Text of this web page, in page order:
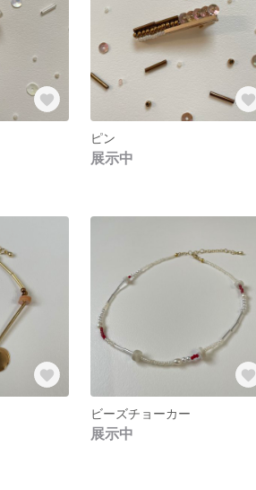
ピン
展示中
ビーズチョーカー
展示中